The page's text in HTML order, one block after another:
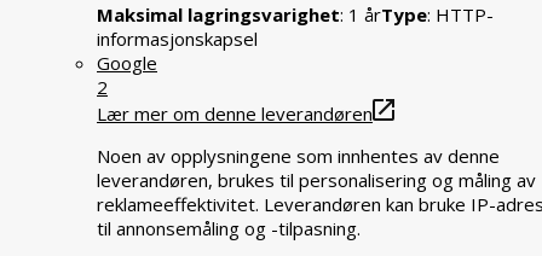
Maksimal lagringsvarighet: 1 årType: HTTP-
informasjonskapsel
Google
2
Lær mer om denne leverandøren
Noen av opplysningene som innhentes av denne
leverandøren, brukes til personalisering og måling av
reklameeffektivitet. Leverandøren kan bruke IP-
til annonsemåling og -tilpasning.